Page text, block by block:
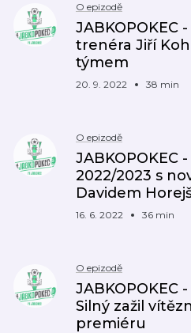
O epizodě
JABKOPOKEC
trenéra Jiří
týmem
20. 9. 2022 38 min
O epizodě
JABKOPOKEC
2022/2023 s
Davidem
16. 6. 2022 36 min
O epizodě
JABKOPOKEC
Silný zažil
premiéru